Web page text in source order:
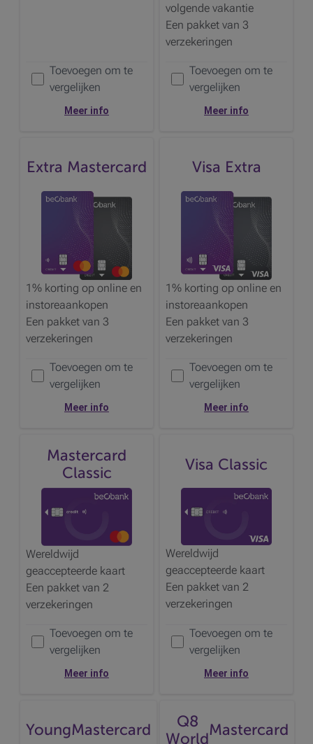
Voeg de
Toevoegen om te
vergelijken
toe om te vergelijken
Meer info
volgende vakantie
Een pakket van 3
verzekeringen
Voeg de
Toevoegen om te
vergelijken
toe om te vergelijken
Meer info
Extra Mastercard
1% korting op online en
instoreaankopen
Een pakket van 3
verzekeringen
Voeg de
Toevoegen om te
vergelijken
toe om te vergelijken
Meer info
Visa Extra
1% korting op online en
instoreaankopen
Een pakket van 3
verzekeringen
Voeg de
Toevoegen om te
vergelijken
toe om te vergelijken
Meer info
Mastercard
Classic
Wereldwijd
geaccepteerde kaart
Een pakket van 2
verzekeringen
Voeg de
Toevoegen om te
vergelijken
toe om te vergelijken
Meer info
Visa Classic
Wereldwijd
geaccepteerde kaart
Een pakket van 2
verzekeringen
Voeg de
Toevoegen om te
vergelijken
toe om te vergelijken
Meer info
YoungMastercard
Q8
WorldMastercard